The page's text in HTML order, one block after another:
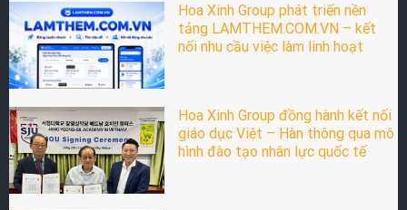
Hoa Xinh Group phát triển nền
tảng LAMTHEM.COM.VN – kết
nối nhu cầu việc làm linh hoạt
Hoa Xinh Group đồng hành kết nối
giáo dục Việt – Hàn thông qua mô
hình đào tạo nhân lực quốc tế